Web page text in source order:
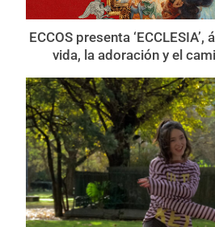
ECCOS presenta
vida, la adoración y el